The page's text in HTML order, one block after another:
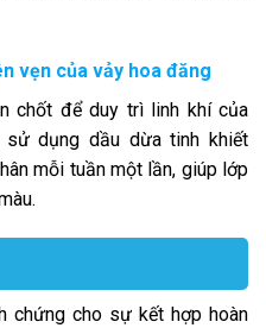
vẹn của vảy hoa đăng
chốt để duy trì linh khí của
sử dụng dầu dừa tinh khiết
mỗi tuần một lần, giúp lớp
chứng cho sự kết hợp hoàn